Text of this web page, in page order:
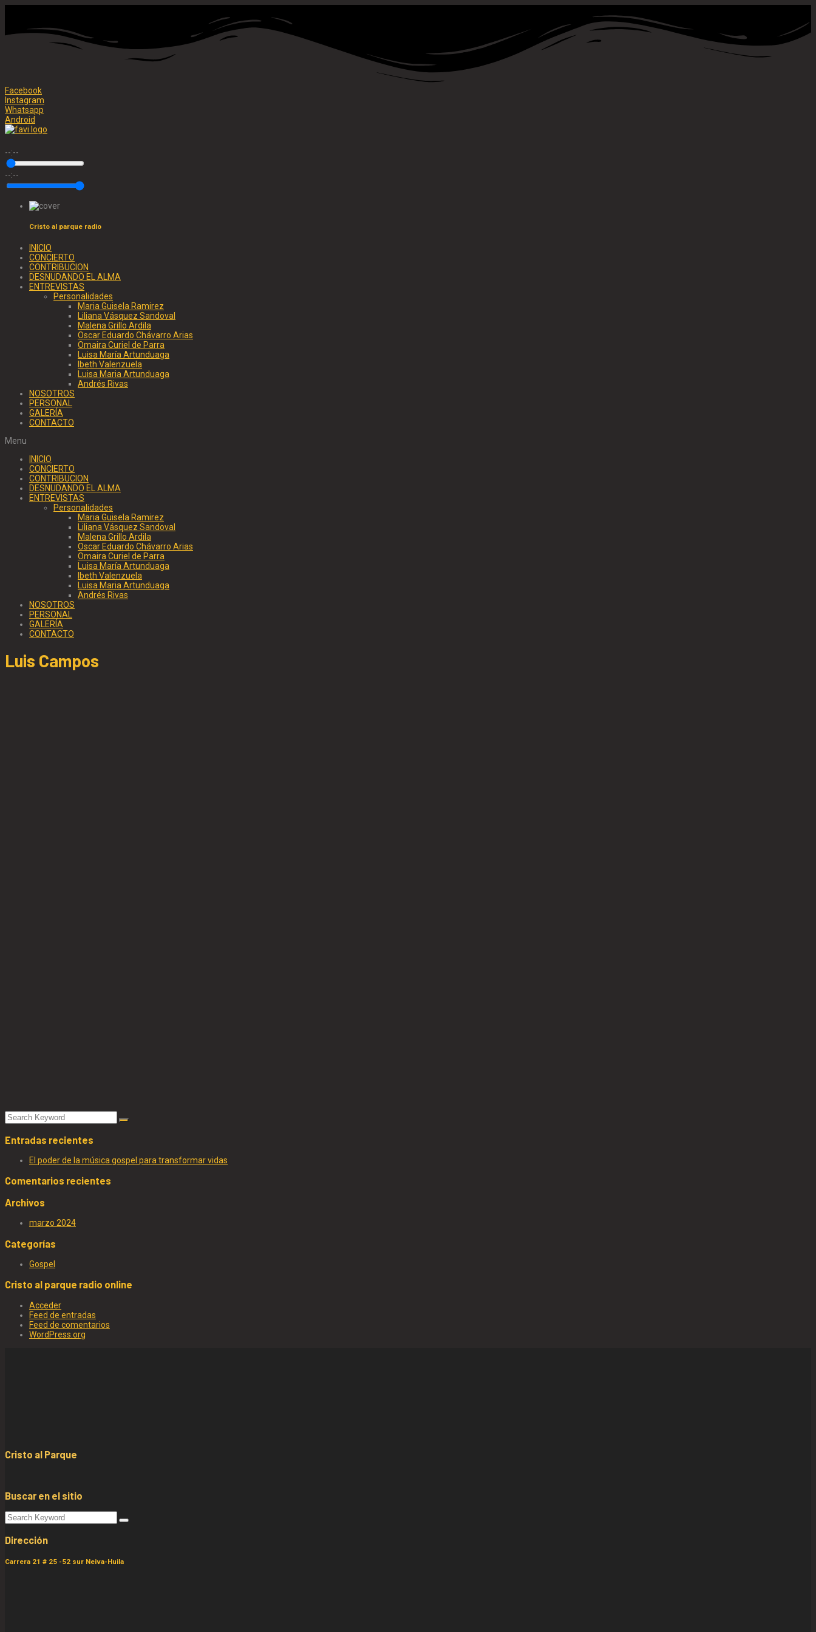
Facebook
Instagram
Whatsapp
Android
--:--
--:--
Cristo al parque radio
INICIO
CONCIERTO
CONTRIBUCION
DESNUDANDO EL ALMA
ENTREVISTAS
Personalidades
Maria Guisela Ramirez
Liliana Vásquez Sandoval
Malena Grillo Ardila
Oscar Eduardo Chávarro Arias
Omaira Curiel de Parra
Luisa María Artunduaga
Ibeth Valenzuela
Luisa Maria Artunduaga
Andrés Rivas
NOSOTROS
PERSONAL
GALERÍA
CONTACTO
Menu
INICIO
CONCIERTO
CONTRIBUCION
DESNUDANDO EL ALMA
ENTREVISTAS
Personalidades
Maria Guisela Ramirez
Liliana Vásquez Sandoval
Malena Grillo Ardila
Oscar Eduardo Chávarro Arias
Omaira Curiel de Parra
Luisa María Artunduaga
Ibeth Valenzuela
Luisa Maria Artunduaga
Andrés Rivas
NOSOTROS
PERSONAL
GALERÍA
CONTACTO
Luis Campos
Entradas recientes
El poder de la música gospel para transformar vidas
Comentarios recientes
Archivos
marzo 2024
Categorías
Gospel
Cristo al parque radio online
Acceder
Feed de entradas
Feed de comentarios
WordPress.org
Cristo al Parque
Buscar en el sitio
Dirección
Carrera 21 # 25 -52 sur Neiva-Huila